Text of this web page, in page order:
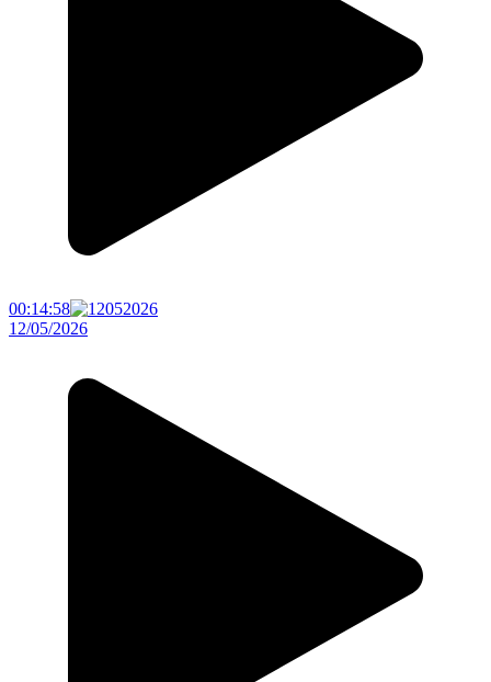
00:14:58
12/05/2026